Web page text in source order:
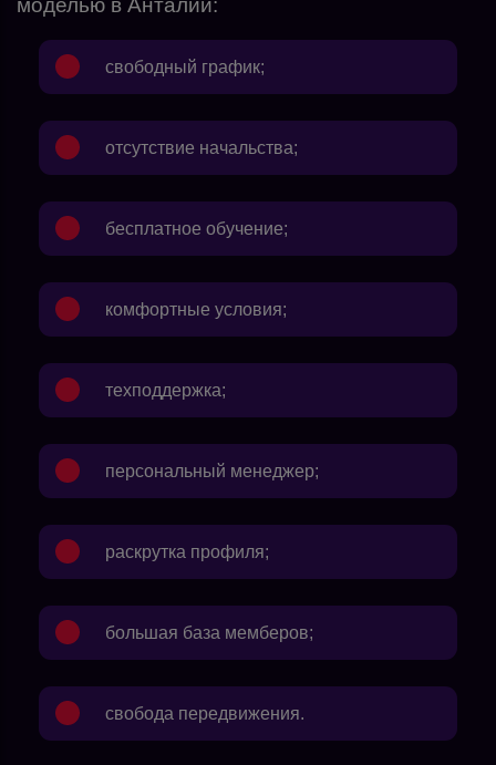
свободный график;
отсутствие начальства;
бесплатное обучение;
комфортные условия;
техподдержка;
персональный менеджер;
раскрутка профиля;
большая база мемберов;
свобода передвижения.